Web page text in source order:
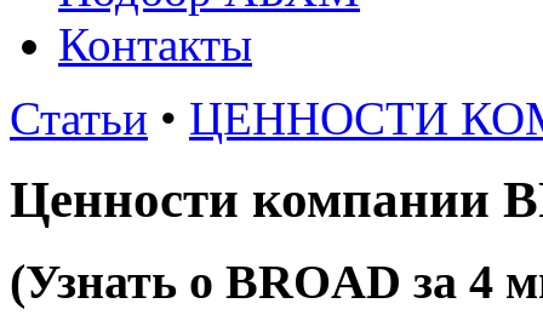
Контакты
Статьи • ЦЕННОСТИ
Ценности компании
(Узнать о BROAD за 4